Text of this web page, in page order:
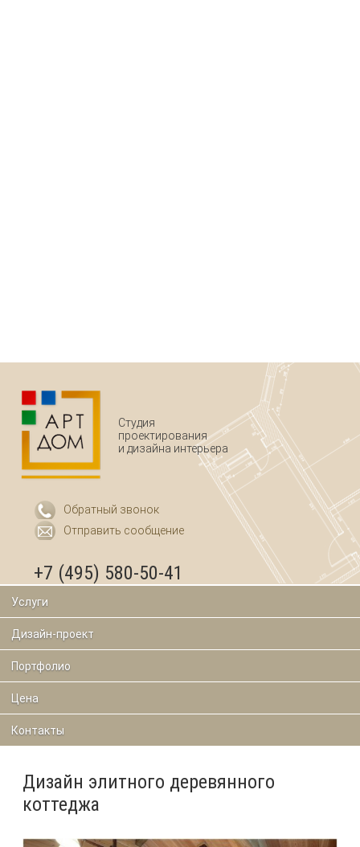
Студия
проектирования
и дизайна интерьера
Обратный звонок
Отправить сообщение
+7 (495) 580-50-41
Услуги
Дизайн-проект
Портфолио
Цена
Контакты
Дизайн элитного деревянного
коттеджа